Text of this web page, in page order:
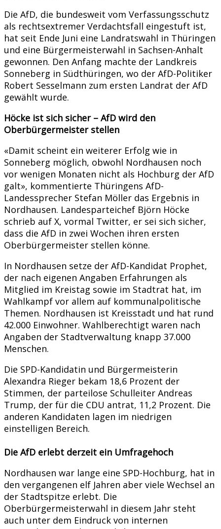
Die AfD, die bundesweit vom Verfassungsschutz
als rechtsextremer Verdachtsfall eingestuft ist,
hat seit Ende Juni eine Landratswahl in Thüringen
und eine Bürgermeisterwahl in Sachsen-Anhalt
gewonnen. Den Anfang machte der Landkreis
Sonneberg in Südthüringen, wo der AfD-Politiker
Robert Sesselmann zum ersten Landrat der AfD
gewählt wurde.
Höcke ist sich sicher – AfD wird den
Oberbürgermeister stellen
«Damit scheint ein weiterer Erfolg wie in
Sonneberg möglich, obwohl Nordhausen noch
vor wenigen Monaten nicht als Hochburg der AfD
galt», kommentierte Thüringens AfD-
Landessprecher Stefan Möller das Ergebnis in
Nordhausen. Landesparteichef Björn Höcke
schrieb auf X, vormal Twitter, er sei sich sicher,
dass die AfD in zwei Wochen ihren ersten
Oberbürgermeister stellen könne.
In Nordhausen setze der AfD-Kandidat Prophet,
der nach eigenen Angaben Erfahrungen als
Mitglied im Kreistag sowie im Stadtrat hat, im
Wahlkampf vor allem auf kommunalpolitische
Themen. Nordhausen ist Kreisstadt und hat rund
42.000 Einwohner. Wahlberechtigt waren nach
Angaben der Stadtverwaltung knapp 37.000
Menschen.
Die SPD-Kandidatin und Bürgermeisterin
Alexandra Rieger bekam 18,6 Prozent der
Stimmen, der parteilose Schulleiter Andreas
Trump, der für die CDU antrat, 11,2 Prozent. Die
anderen Kandidaten lagen im niedrigen
einstelligen Bereich.
Die AfD erlebt derzeit ein Umfragehoch
Nordhausen war lange eine SPD-Hochburg, hat in
den vergangenen elf Jahren aber viele Wechsel an
der Stadtspitze erlebt. Die
Oberbürgermeisterwahl in diesem Jahr steht
auch unter dem Eindruck von internen